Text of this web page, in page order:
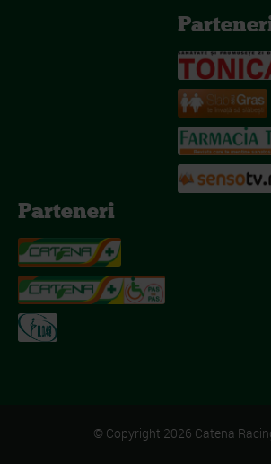
Parteneri
© Copyright 2026 Catena